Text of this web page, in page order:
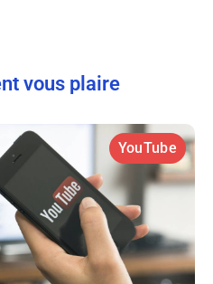
vous plaire
YouTube